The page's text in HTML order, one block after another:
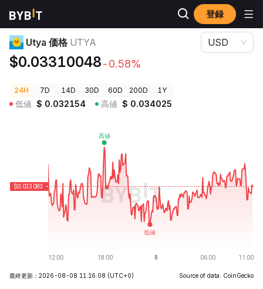
登録
暗号資産価格
Utya 価格 UTYA
$0.03310048-0.58%
USD
24H 7D 14D 30D 60D 200D 1Y
低値 $ 0.032154 高値 $ 0.034025
最終更新：2026-08-08 11:16:08 (UTC+0) Source of data: CoinGecko